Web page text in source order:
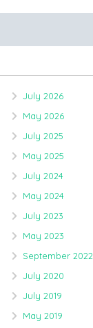
July 2026
May 2026
July 2025
May 2025
July 2024
May 2024
July 2023
May 2023
September 2022
July 2020
July 2019
May 2019